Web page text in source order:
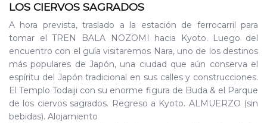
LOS CIERVOS SAGRADOS
A hora prevista, traslado a la estación de ferrocarril para
tomar el TREN BALA NOZOMI hacia Kyoto. Luego del
encuentro con el guía visitaremos Nara, uno de los destinos
más populares de Japón, una ciudad que aún conserva el
espíritu del Japón tradicional en sus calles y construcciones.
El Templo Todaiji con su enorme figura de Buda & el Parque
de los ciervos sagrados. Regreso a Kyoto. ALMUERZO (sin
bebidas). Alojamiento